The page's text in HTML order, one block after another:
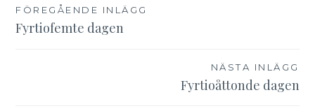
Inläggsnavigering
FÖREGÅENDE INLÄGG
Fyrtiofemte dagen
NÄSTA INLÄGG
Fyrtioåttonde dagen